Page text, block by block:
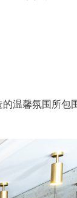
温馨氛围所包